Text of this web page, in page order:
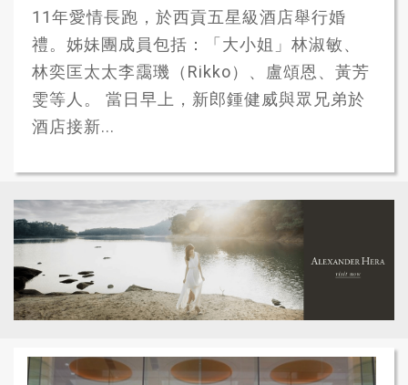
11年愛情長跑，於西貢五星級酒店舉行婚
禮。姊妹團成員包括：「大小姐」林淑敏、
林奕匡太太李靄璣（Rikko）、盧頌恩、黃芳
雯等人。 當日早上，新郎鍾健威與眾兄弟於
酒店接新...